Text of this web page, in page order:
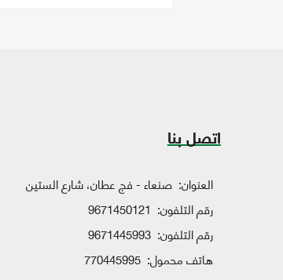
اتصل بنا
العنوان: صنعاء - فج عطان، شارع الستين
رقم التلفون: 9671450121
رقم التلفون: 9671445993
هاتف محمول: 770445995